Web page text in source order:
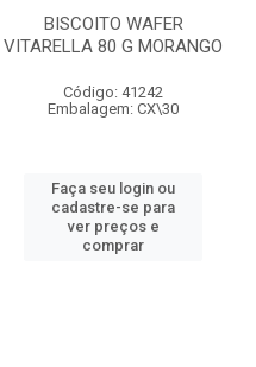
BISCOITO WAFER
VITARELLA 80 G MORANGO
Código: 41242
Embalagem: CX\30
Faça seu login ou
cadastre-se para
ver preços e
comprar